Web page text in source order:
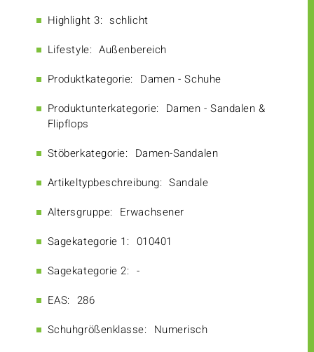
Highlight 3: schlicht
Lifestyle: Außenbereich
Produktkategorie: Damen - Schuhe
Produktunterkategorie: Damen - Sandalen &
Flipflops
Stöberkategorie: Damen-Sandalen
Artikeltypbeschreibung: Sandale
Altersgruppe: Erwachsener
Sagekategorie 1: 010401
Sagekategorie 2: -
EAS: 286
Schuhgrößenklasse: Numerisch